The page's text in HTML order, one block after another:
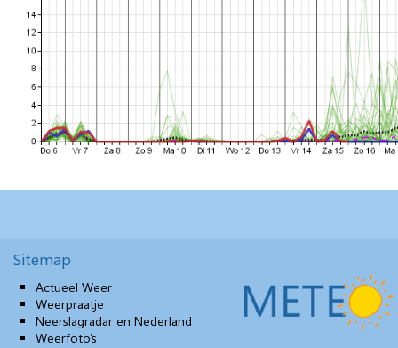
Sitemap
Actueel Weer
Weerpraatje
Neerslagradar en Nederland
Weerfoto’s